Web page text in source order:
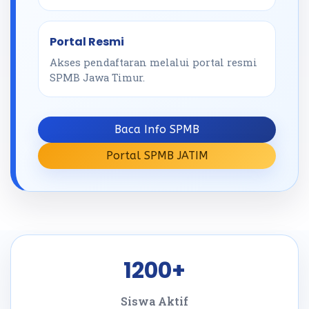
Portal Resmi
Akses pendaftaran melalui portal resmi
SPMB Jawa Timur.
Baca Info SPMB
Portal SPMB JATIM
1200+
Siswa Aktif